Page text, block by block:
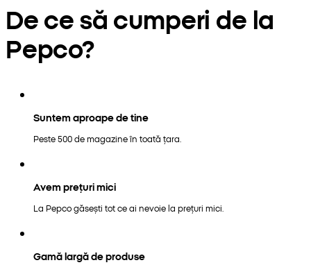
De ce să cumperi de la
Pepco?
Suntem aproape de tine
Peste 500 de magazine în toată țara.
Avem prețuri mici
La Pepco găsești tot ce ai nevoie la prețuri mici.
Gamă largă de produse